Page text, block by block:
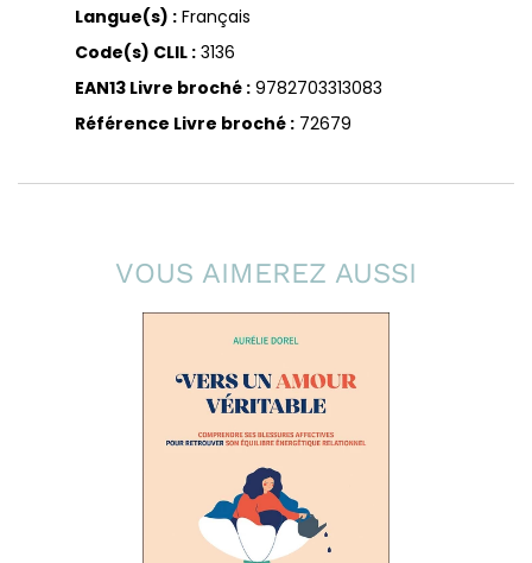
Langue(s) :Français
Code(s) CLIL :3136
EAN13 Livre broché :9782703313083
Référence Livre broché :72679
VOUS AIMEREZ AUSSI